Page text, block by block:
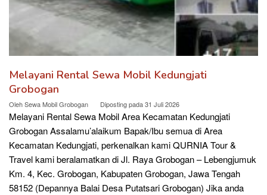
Melayani Rental Sewa Mobil Kedungjati
Grobogan
OlehSewa Mobil Grobogan Diposting pada31 Juli 2026
Melayani Rental Sewa Mobil Area Kecamatan Kedungjati
Grobogan Assalamu’alaikum Bapak/Ibu semua di Area
Kecamatan Kedungjati, perkenalkan kami QURNIA Tour &
Travel kami beralamatkan di Jl. Raya Grobogan – Lebengjumuk
Km. 4, Kec. Grobogan, Kabupaten Grobogan, Jawa Tengah
58152 (Depannya Balai Desa Putatsari Grobogan) Jika anda